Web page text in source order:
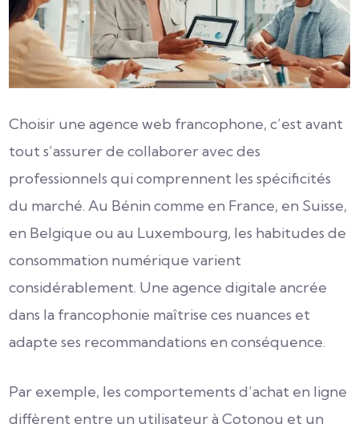
Choisir une agence web francophone, c’est avant
tout s’assurer de collaborer avec des
professionnels qui comprennent les spécificités
du marché. Au Bénin comme en France, en Suisse,
en Belgique ou au Luxembourg, les habitudes de
consommation numérique varient
considérablement. Une agence digitale ancrée
dans la francophonie maîtrise ces nuances et
adapte ses recommandations en conséquence.
Par exemple, les comportements d’achat en ligne
diffèrent entre un utilisateur à Cotonou et un